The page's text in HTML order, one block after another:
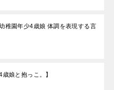
稚園年少4歳娘 体調を表現する言
娘と抱っこ。】